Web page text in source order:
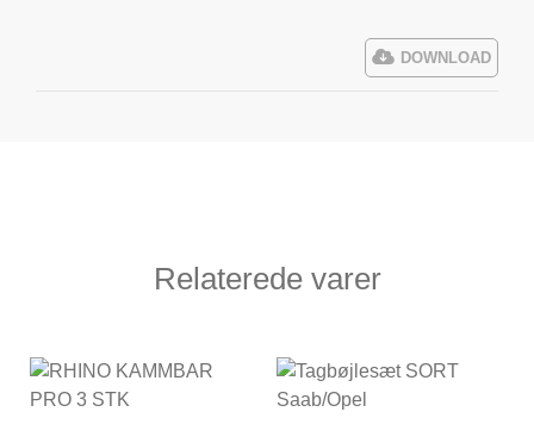
DOWNLOAD
Relaterede varer